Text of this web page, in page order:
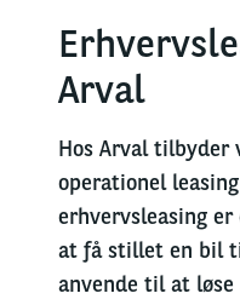
Arval
Hos Arval tilbyder
operationel
erhvervsleasing
at få stillet en bil
anvende til at løse